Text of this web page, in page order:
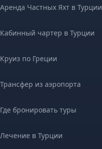
Аренда Частных Яхт в Турции
Кабинный чартер в Турции
Круиз по Греции
Трансфер из аэропорта
Где бронировать туры
Лечение в Турции